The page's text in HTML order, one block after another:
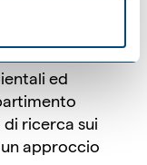
ed
ricerca sui
approccio